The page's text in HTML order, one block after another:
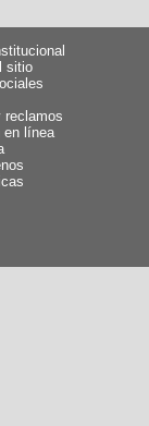
sitio
reclamos
en línea